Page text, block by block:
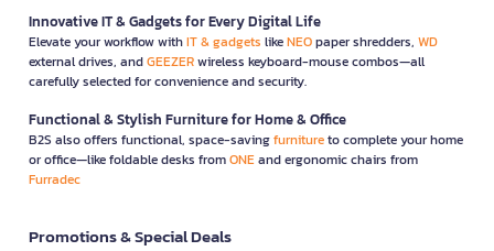
Innovative IT & Gadgets for Every Digital Life
Elevate your workflow withIT & gadgets likeNEOpaper shredders, WD
external drives, andGEEZERwireless keyboard-mouse combos—all
carefully selected for convenience and security.
Functional & Stylish Furniture for Home & Office
B2S also offers functional, space-savingfurnitureto complete your home
or office—like foldable desks fromONEand ergonomic chairs from
Furradec
Promotions & Special Deals